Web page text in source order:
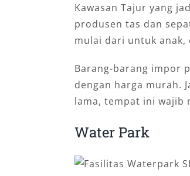
Kawasan Tajur yang
produsen tas dan
mulai dari untuk anak,
Barang-barang impor
dengan harga murah.
lama, tempat ini wajib
Water Park